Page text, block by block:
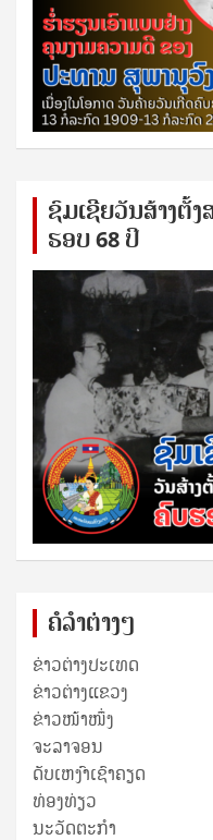
ຊົ​ມ​ເຊີຍ​ວັນ​ສ້າງ​ຕັ້
ຮອບ 68 ປິ
ຄໍລຳຕ່າງໆ
ຂ່າວຕ່າງປະເທດ
ຂ່າວ​ຕ່າງ​ແຂວງ
ຂ່າວໜ້າໜຶ່ງ
ຈະລາຈອນ
ດັບເຫງົາເຊົາຄຽດ
ທ່ອງທ່ຽວ
ນະວັດຕະກໍາ